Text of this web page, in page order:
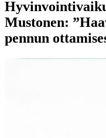
Mustonen:
pennun